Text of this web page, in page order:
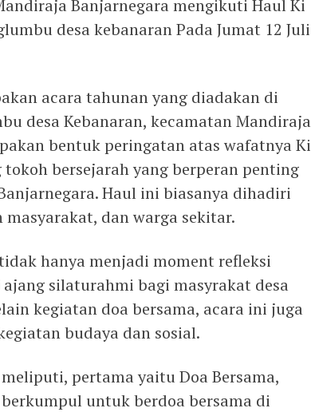
Banjarnegara mengikuti Haul Ki
desa kebanaran Pada Jumat 12 Juli
acara tahunan yang diadakan di
desa Kebanaran, kecamatan Mandiraja
bentuk peringatan atas wafatnya Ki
tokoh bersejarah yang berperan penting
Haul ini biasanya dihadiri
dan warga sekitar.
hanya menjadi moment refleksi
silaturahmi bagi masyrakat desa
kegiatan doa bersama, acara ini juga
budaya dan sosial.
pertama yaitu Doa Bersama,
untuk berdoa bersama di